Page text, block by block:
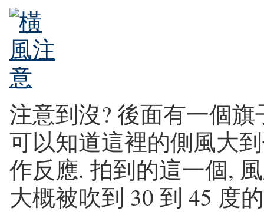
注意到沒? 後面有一個
可以知道這裡的側風大
作反應. 拍到的這一個,
大概被吹到 30 到 45 度